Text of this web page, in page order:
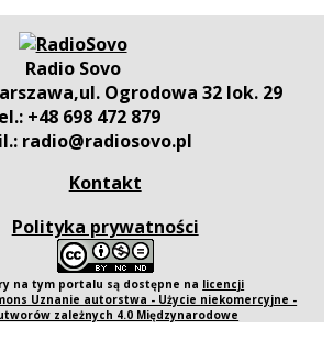
Radio Sovo
Ogrodowa 32 lok. 29
+48 698 472 879
radio@radiosovo.pl
Kontakt
Polityka prywatności
na tym portalu są dostępne na licencji
Uznanie autorstwa - Użycie niekomercyjne -
zależnych 4.0 Międzynarodowe